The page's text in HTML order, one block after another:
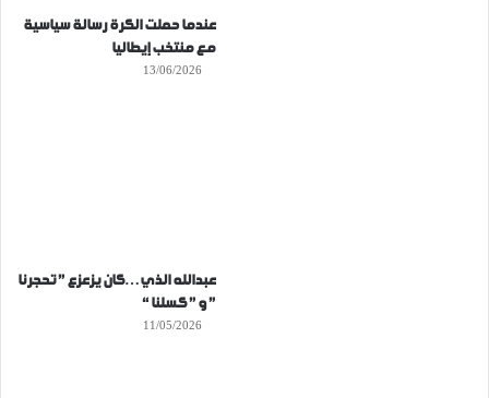
عندما حملت الكرة رسالة سياسية
مع منتخب إيطاليا
13/06/2026
عبدالله الذي…كان يزعزع ” تحجرنا
” و ” كسلنا “
11/05/2026